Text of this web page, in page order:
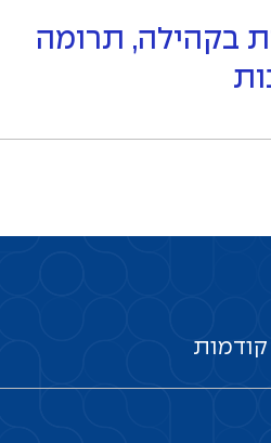
בקהילה, תרומה
קודמות